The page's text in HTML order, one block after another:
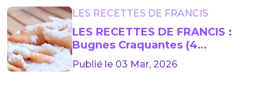
LES RECETTES DE FRANCIS
LES RECETTES DE FRANCIS :
Bugnes Craquantes (4
personnes)
Publié le 03 Mar, 2026